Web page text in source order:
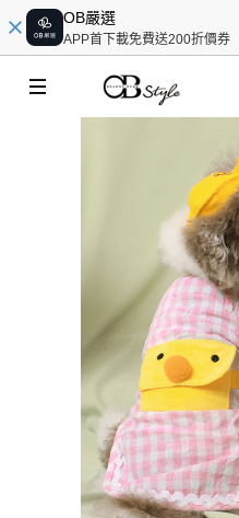
OB嚴選
APP首下載免費送200折價券